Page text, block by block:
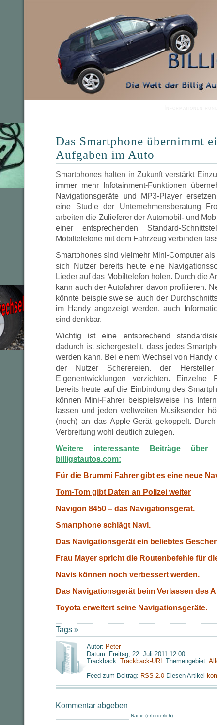
Das Smartphone übernimmt
Aufgaben im Auto
Smartphones halten in Zukunft verstärkt
immer mehr Infotainment-Funktionen
Navigationsgeräte und MP3-Player
eine Studie der Unternehmensberatung
arbeiten die Zulieferer der Automobil- und
einer entsprechenden Standard-
Mobiltelefone mit dem Fahrzeug verbinden
Smartphones sind vielmehr Mini-Computer
sich Nutzer bereits heute eine
Lieder auf das Mobiltelefon holen. Durch die
kann auch der Autofahrer davon profitieren.
könnte beispielsweise auch der
im Handy angezeigt werden, auch
sind denkbar.
Wichtig ist eine entsprechend
dadurch ist sichergestellt, dass jedes
werden kann. Bei einem Wechsel von Handy
der Nutzer Scherereien, der
Eigenentwicklungen verzichten. Einzelne
bereits heute auf die Einbindung des
können Mini-Fahrer beispielsweise ins
lassen und jeden weltweiten Musiksender
(noch) an das Apple-Gerät gekoppelt.
Verbreitung wohl deutlich zulegen.
Weitere interessante Beiträge über
billigstautos.com:
Für die Brummi Fahrer gibt es eine neue
Tom-Tom gibt Daten an Polizei weiter
Navigon 8450 – das Navigationsgerät.
Smartphone schlägt Navi.
Das Navigationsgerät ein beliebtes
Frau Mayer spricht die Routenbefehle für
Navis können noch verbessert werden.
Das Navigationsgerät beim Verlassen des
Toyota erweitert seine Navigationsgeräte.
Tags »
Autor: Peter
Datum: Freitag, 22. Juli 2011 12:00
Trackback: Trackback-URL Themengebiet:
Feed zum Beitrag: RSS 2.0 Diesen Artikel
Kommentar abgeben
Name (erforderlich)